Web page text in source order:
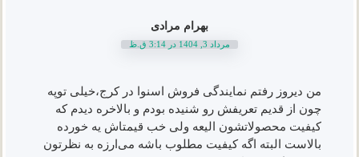
بهرام مرادی
مرداد 3, 1404 در 3:14 ق.ظ
من دیروز رفتم نمایندگی فروش اسنوا در کرج،خیلی توپه
چون از قدیم تعریفش رو شنیده بودم و بالاخره دیدم که
کیفیت محصولاتشون الیعه ولی خب قیمتاش یه خورده
بالاست البته اگه کیفیت مطلوب باشه می‌ارزه به نظرتون